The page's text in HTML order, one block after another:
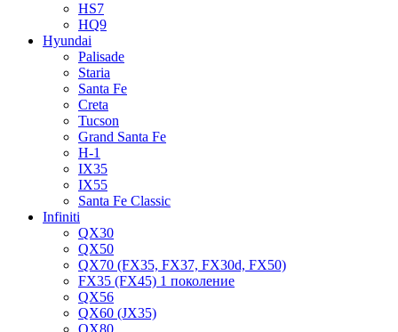
HS7
HQ9
Hyundai
Palisade
Staria
Santa Fe
Creta
Tucson
Grand Santa Fe
H-1
IX35
IX55
Santa Fe Classic
Infiniti
QX30
QX50
QX70 (FX35, FX37, FX30d, FX50)
FX35 (FX45) 1 поколение
QX56
QX60 (JX35)
QX80